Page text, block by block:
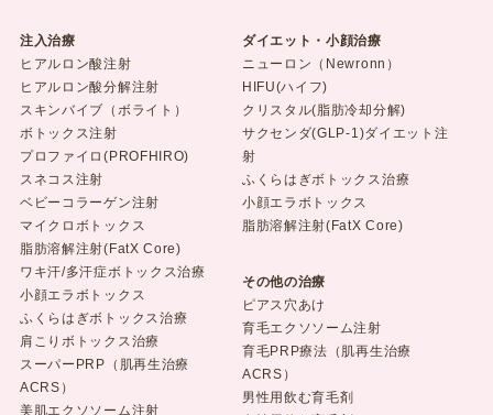
注入治療
ヒアルロン酸注射
ヒアルロン酸分解注射
スキンバイブ（ボライト）
ボトックス注射
プロファイロ(PROFHIRO)
スネコス注射
ベビーコラーゲン注射
マイクロボトックス
脂肪溶解注射(FatX Core)
ワキ汗/多汗症ボトックス治療
小顔エラボトックス
ふくらはぎボトックス治療
肩こりボトックス治療
スーパーPRP（肌再生治療
ACRS）
美肌エクソソーム注射
ダイエット・小顔治療
ニューロン（Newronn）
HIFU(ハイフ)
クリスタル(脂肪冷却分解)
サクセンダ(GLP-1)ダイエット注
射
ふくらはぎボトックス治療
小顔エラボトックス
脂肪溶解注射(FatX Core)
その他の治療
ピアス穴あけ
育毛エクソソーム注射
育毛PRP療法（肌再生治療
ACRS）
男性用飲む育毛剤